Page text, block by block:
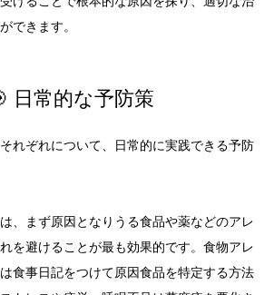
できます。
日常的な予防策
れぞれについて、日常的に実践できる予防
、まず原因となりうる食品や薬などのアレ
を避けることが最も効果的です。食物アレ
食事日記をつけて原因食品を特定する方法